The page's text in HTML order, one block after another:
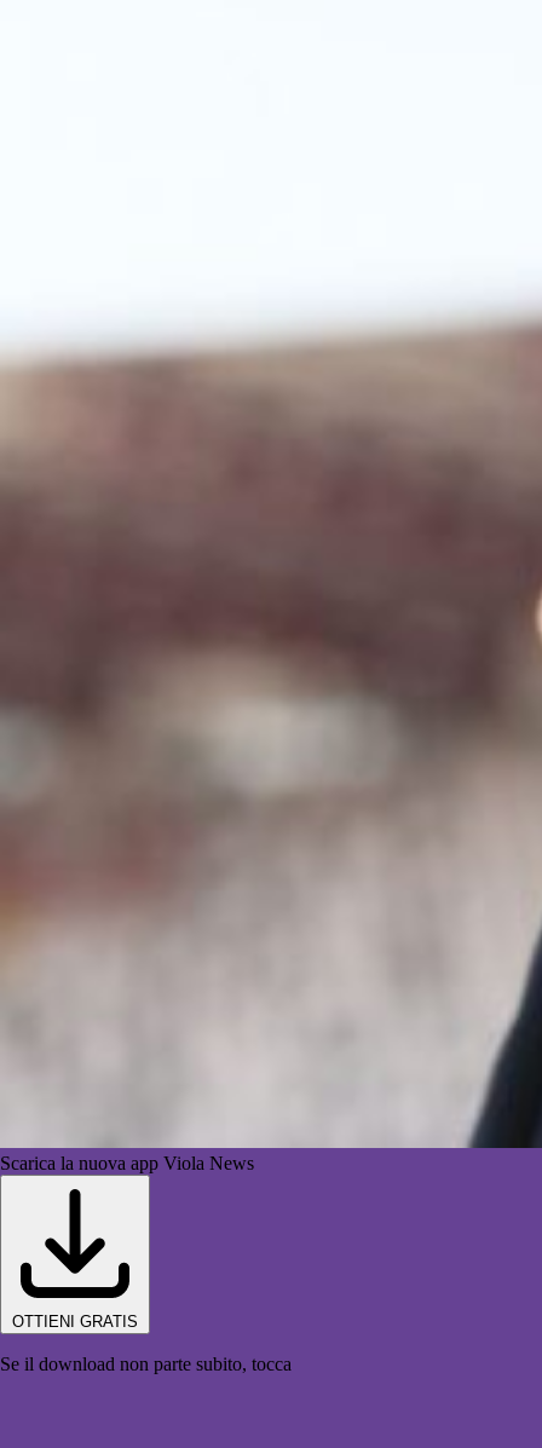
Scarica la nuova app Viola News
OTTIENI GRATIS
Se il download non parte subito, tocca